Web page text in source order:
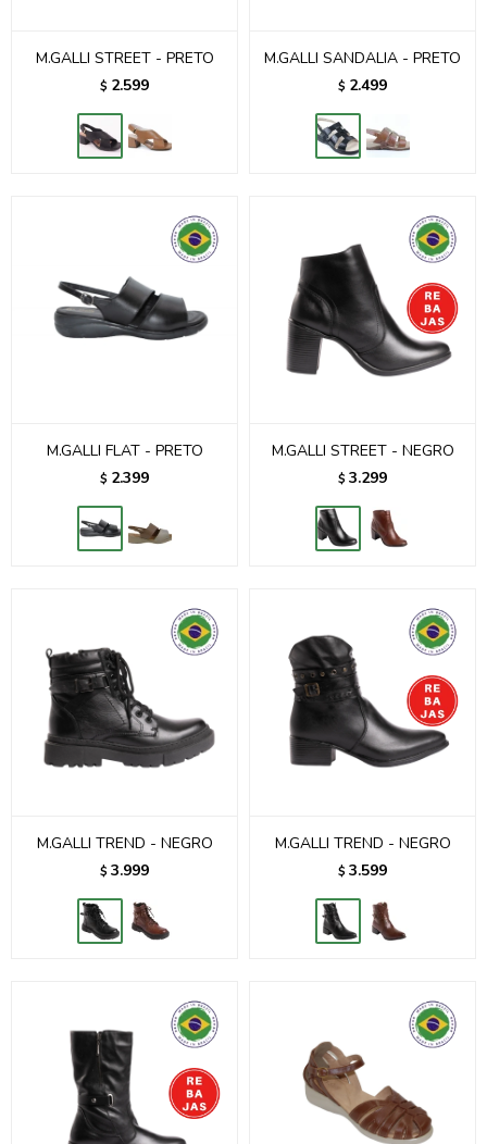
M.GALLI STREET - PRETO
$ 2.599
M.GALLI SANDALIA - PRETO
$ 2.499
M.GALLI FLAT - PRETO
$ 2.399
M.GALLI STREET - NEGRO
$ 3.299
M.GALLI TREND - NEGRO
$ 3.999
M.GALLI TREND - NEGRO
$ 3.599